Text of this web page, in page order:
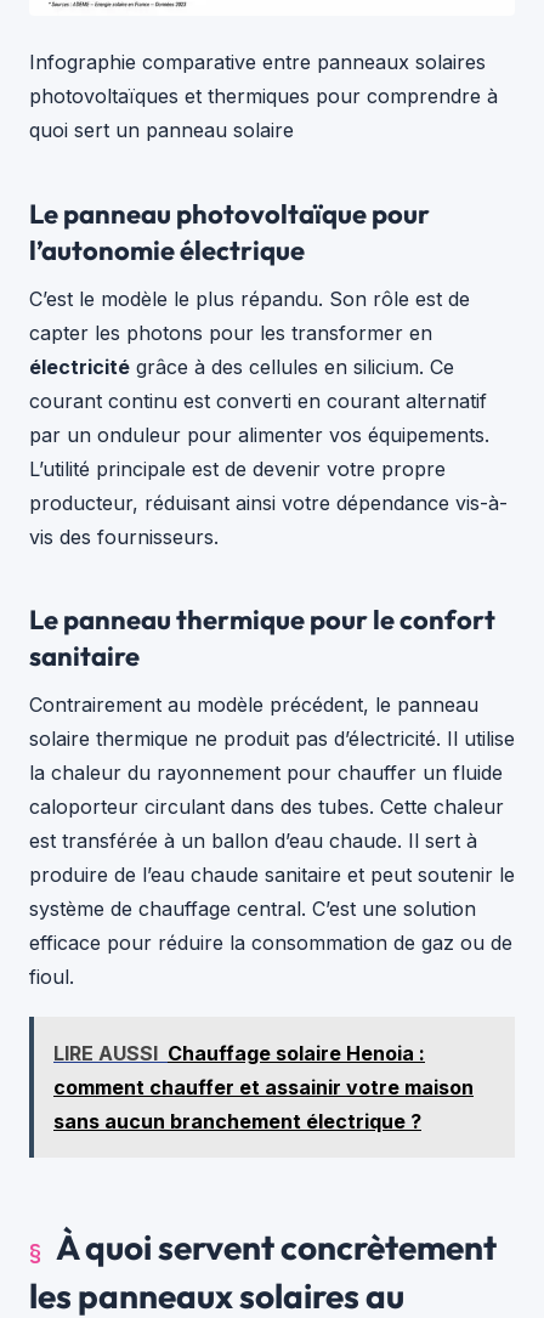
Infographie comparative entre panneaux solaires
photovoltaïques et thermiques pour comprendre à
quoi sert un panneau solaire
Le panneau photovoltaïque pour
l’autonomie électrique
C’est le modèle le plus répandu. Son rôle est de
capter les photons pour les transformer en
électricité grâce à des cellules en silicium. Ce
courant continu est converti en courant alternatif
par un onduleur pour alimenter vos équipements.
L’utilité principale est de devenir votre propre
producteur, réduisant ainsi votre dépendance vis-à-
vis des fournisseurs.
Le panneau thermique pour le confort
sanitaire
Contrairement au modèle précédent, le panneau
solaire thermique ne produit pas d’électricité. Il utilise
la chaleur du rayonnement pour chauffer un fluide
caloporteur circulant dans des tubes. Cette chaleur
est transférée à un ballon d’eau chaude. Il sert à
produire de l’eau chaude sanitaire et peut soutenir le
système de chauffage central. C’est une solution
efficace pour réduire la consommation de gaz ou de
fioul.
LIRE AUSSI Chauffage solaire Henoia :
comment chauffer et assainir votre maison
sans aucun branchement électrique ?
À quoi servent concrètement
les panneaux solaires au